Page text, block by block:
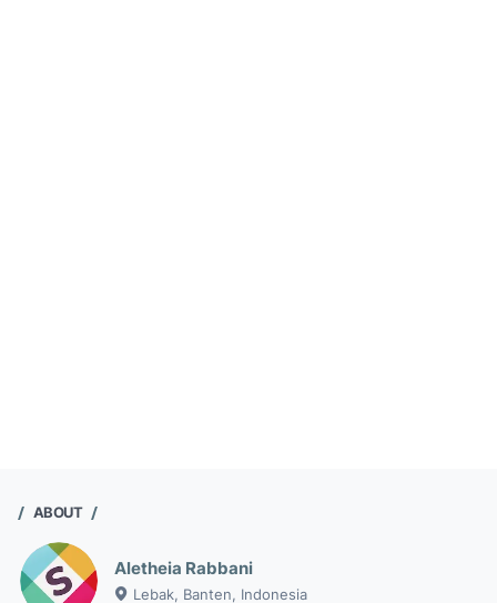
ABOUT
Aletheia Rabbani
Lebak, Banten, Indonesia